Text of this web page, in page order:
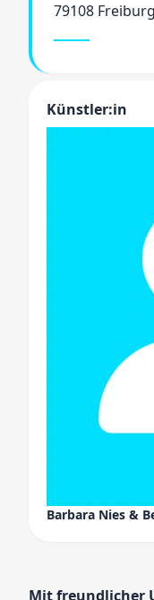
79108 Freiburg
Künstler:in
Barbara Nies &
Mit freundlicher